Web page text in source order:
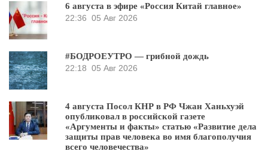
6 августа в эфире «Россия Китай главное»
22:36 05 Авг 2026
#БОДРОЕУТРО — грибной дождь
22:18 05 Авг 2026
4 августа Посол КНР в РФ Чжан Ханьхуэй
опубликовал в российской газете
«Аргументы и факты» статью «Развитие дела
защиты прав человека во имя благополучия
всего человечества»